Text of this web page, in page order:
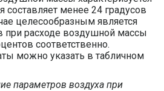
составляет менее 24 градусов
целесообразным является
при расходе воздушной массы
соответственно.
можно указать в табличном
параметров воздуха при